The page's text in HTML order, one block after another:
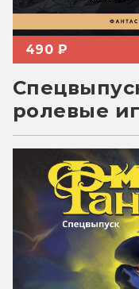
490 ₽
ролевые